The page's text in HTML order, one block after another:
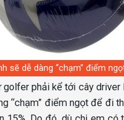
sẽ dễ dàng “chạm” điểm
phải kể tới cây
“chạm” điểm ngọt để đi